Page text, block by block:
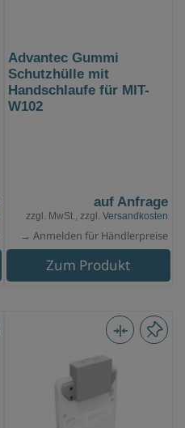
Advantec Gummi
Schutzhülle mit
Handschlaufe für MIT-
W102
auf Anfrage
zzgl. MwSt., zzgl. Versandkosten
→ Anmelden für Händlerpreise
Zum Produkt